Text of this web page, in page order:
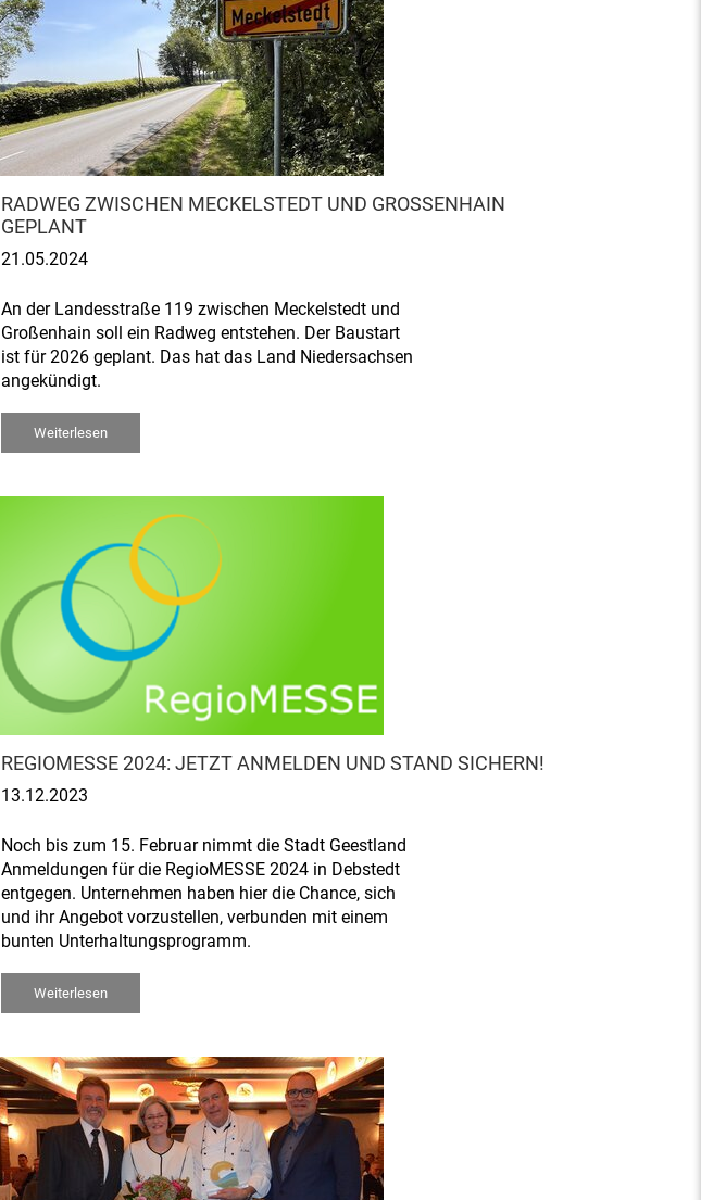
RADWEG ZWISCHEN MECKELSTEDT UND GROSSENHAIN G
EPLANT
21.05.2024
An der Landesstraße 119 zwischen Meckelstedt und
Großenhain soll ein Radweg entstehen. Der Baustart
ist für 2026 geplant. Das hat das Land Niedersachsen
angekündigt.
Weiterlesen
REGIOMESSE 2024: JETZT ANMELDEN UND STAND SICHERN!
13.12.2023
Noch bis zum 15. Februar nimmt die Stadt Geestland
Anmeldungen für die RegioMESSE 2024 in Debstedt
entgegen. Unternehmen haben hier die Chance, sich
und ihr Angebot vorzustellen, verbunden mit einem
bunten Unterhaltungsprogramm.
Weiterlesen